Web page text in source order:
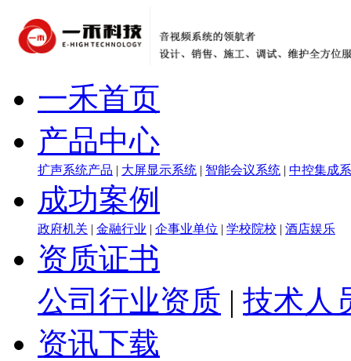
一禾首页
产品中心
扩声系统产品 | 大屏显示系统 | 智能会议系统 | 中控集成
成功案例
政府机关 | 金融行业 | 企事业单位 | 学校院校 | 酒店娱乐
资质证书
公司行业资质 | 技术人
资讯下载